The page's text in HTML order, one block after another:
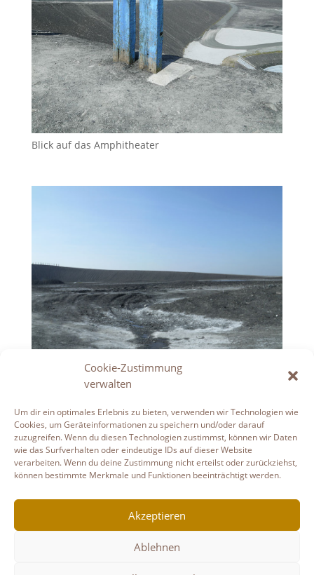
Cookie-Zustimmung
verwalten
Um dir ein optimales Erlebnis zu bieten, verwenden wir Technologien wie
Cookies, um Geräteinformationen zu speichern und/oder darauf
zuzugreifen. Wenn du diesen Technologien zustimmst, können wir Daten
wie das Surfverhalten oder eindeutige IDs auf dieser Website
verarbeiten. Wenn du deine Zustimmung nicht erteilst oder zurückziehst,
können bestimmte Merkmale und Funktionen beeinträchtigt werden.
Akzeptieren
Ablehnen
Blick auf das Amphitheater
Der abgeladene Abraum aus dem Steinkohle-